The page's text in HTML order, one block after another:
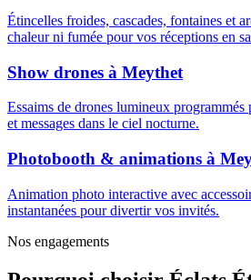
Étincelles froides, cascades, fontaines et
chaleur ni fumée pour vos réceptions en
Show drones à Meythet
Essaims de drones lumineux programmés
et messages dans le ciel nocturne.
Photobooth & animations à
Animation photo interactive avec
instantanées pour divertir vos invités.
Nos engagements